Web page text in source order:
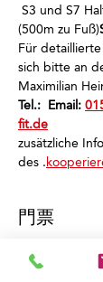
(500m zu Fuß)
Für
sich bitte an
Maximilian
Tel.: Email:
fit.de
zusätzliche
des .
門票
銷售已完結